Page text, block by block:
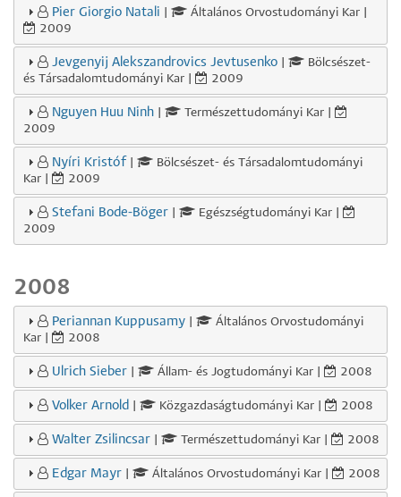
Pier Giorgio Natali
Általános Orvostudományi Kar |
2009
Jevgenyij Alekszandrovics Jevtusenko
Bölcsészet-
és Társadalomtudományi Kar |
2009
Nguyen Huu Ninh
Természettudományi Kar |
2009
Nyíri Kristóf
Bölcsészet- és Társadalomtudományi
Kar |
2009
Stefani Bode-Böger
Egészségtudományi Kar |
2009
2008
Periannan Kuppusamy
Általános Orvostudományi
Kar |
2008
Ulrich Sieber Állam- és Jogtudományi Kar | 2008
Volker Arnold Közgazdaságtudományi Kar | 2008
Walter Zsilincsar Természettudományi Kar | 2008
Edgar Mayr Általános Orvostudományi Kar | 2008